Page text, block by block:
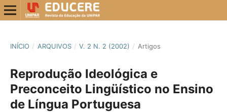
INÍCIO / ARQUIVOS / V. 2 N. 2 (2002) / Artigos
Reprodução Ideológica e
Preconceito Lingüístico no Ensino
de Língua Portuguesa